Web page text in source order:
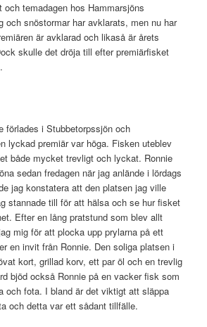
och temadagen hos Hammarsjöns
och snöstormar har avklarats, men nu har
är avklarad och likaså är årets
skulle det dröja till efter premiärfisket
förlades i Stubbetorpssjön och
lyckad premiär var höga. Fisken uteblev
både mycket trevligt och lyckat. Ronnie
sedan fredagen när jag anlände i lördags
jag konstatera att den platsen jag ville
stannade till för att hälsa och se hur fisket
Efter en lång pratstund som blev allt
mig för att plocka upp prylarna på ett
en invit från Ronnie. Den soliga platsen i
kort, grillad korv, ett par öl och en trevlig
bjöd också Ronnie på en vacker fisk som
och fota. I bland är det viktigt att släppa
och detta var ett sådant tillfälle.